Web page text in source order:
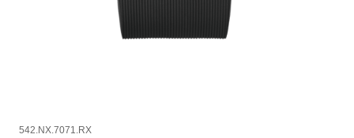
542.NX.7071.RX